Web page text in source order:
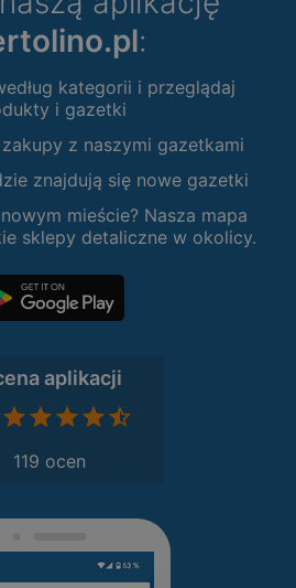
:
kategorii i przeglądaj
i gazetki
z naszymi gazetkami
znajdują się nowe gazetki
mieście? Nasza mapa
sklepy detaliczne w okolicy.
aplikacji
119 ocen